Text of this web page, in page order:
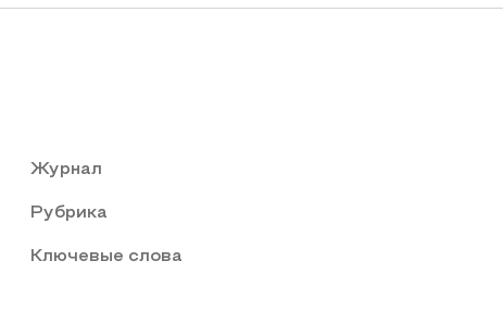
Журнал
Рубрика
Ключевые слова